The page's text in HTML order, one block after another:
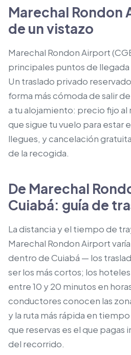
Marechal Rondon
de un vistazo
Marechal Rondon Airport
principales puntos de llegada
Un traslado privado
forma más cómoda de salir
a tu alojamiento: precio fijo al
que sigue tu vuelo para estar
llegues, y cancelación
de la recogida.
De Marechal
Cuiabá: guía de
La distancia y el tiempo de
Marechal Rondon Airport
dentro de Cuiabá — los
ser los más cortos; los
entre 10 y 20 minutos en
conductores conocen las
y la ruta más rápida en
que reservas es el que
del recorrido.